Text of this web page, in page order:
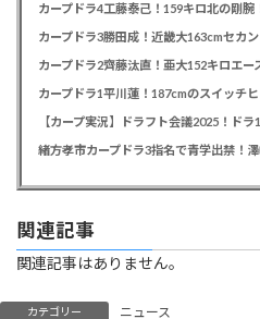
カープドラ4工藤泰己！159キロ北の剛腕
カープドラ2齊藤汰直！亜大152キロエー
【カープ実況】ドラフト会議2025！ド
関連記事
関連記事はありません。
カテゴリー ニュース